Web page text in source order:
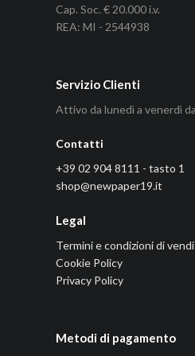
Cap. Soc. € 20.000 i.v.
REA: MI - 2544938
Servizio Clienti
Attivo da lunedì a venerdì
Contatti
+39 02 904 8111 - tasto 1
shop@newpaper19.it
Legal
Termini e condizioni di
Cookie Policy
Privacy Policy
Metodi di pagamento